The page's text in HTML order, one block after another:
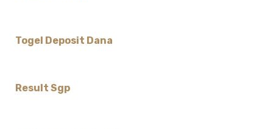
Togel Deposit Dana
Result Sgp